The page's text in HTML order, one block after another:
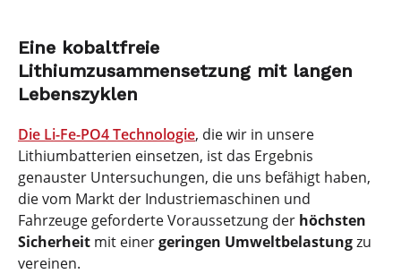
Eine kobaltfreie
Lithiumzusammensetzung mit langen
Lebenszyklen
Die Li-Fe-PO4 Technologie, die wir in unsere
Lithiumbatterien einsetzen, ist das Ergebnis
genauster Untersuchungen, die uns befähigt haben,
die vom Markt der Industriemaschinen und
Fahrzeuge geforderte Voraussetzung der höchsten
Sicherheit mit einergeringen Umweltbelastungzu
vereinen.